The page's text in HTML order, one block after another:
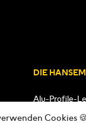
Cookies
DIE
Alu-Profile-